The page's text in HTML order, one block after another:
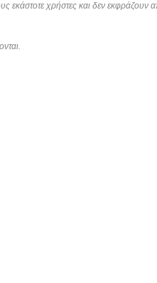
εκάστοτε χρήστες και δεν εκφράζουν